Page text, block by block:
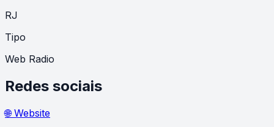
RJ
Tipo
Web Radio
Redes sociais
🌐 Website